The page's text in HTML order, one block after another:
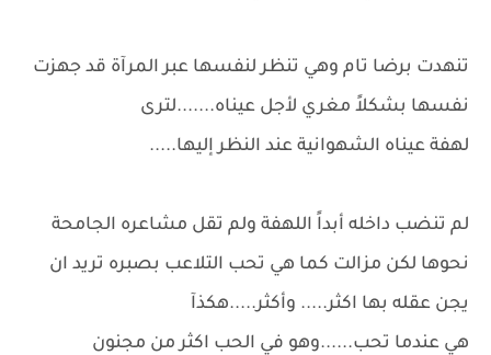
تنهدت برضا تام وهي تنظر لنفسها عبر المرآة قد جهزت
نفسها بشكلاً مغري لأجل عيناه.......لترى
لهفة عيناه الشهوانية عند النظر إليها.....
لم تنضب داخله أبداً اللهفة ولم تقل مشاعره الجامحة
نحوها لكن مزالت كما هي تحب التلاعب بصبره تريد ان
يجن عقله بها اكثر..... وأكثر.....هكذآ
هي عندما تحب......وهو في الحب اكثر من مجنون